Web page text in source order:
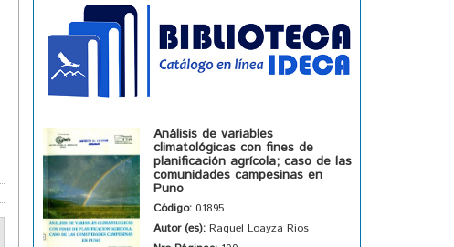
Análisis de variables
climatológicas con fines de
planificación agrícola; caso de las
comunidades campesinas en
Puno
Código: 01895
Autor (es): Raquel Loayza Rios